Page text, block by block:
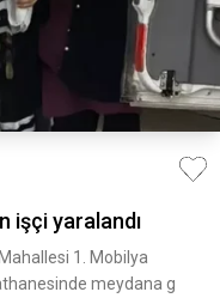
işçi yaralandı
1. Mobilya
meydana g